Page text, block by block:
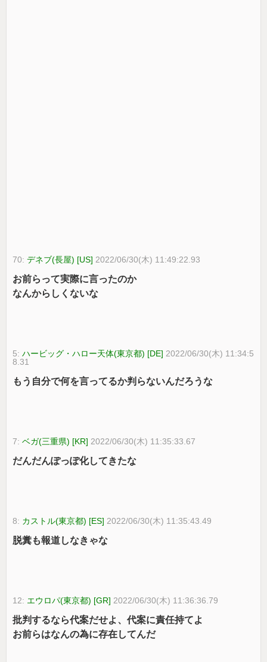
70:デネブ(長屋) [US] 2022/06/30(木) 11:49:22.93
お前らって実際に言ったのか
なんからしくないな
5:ハービッグ・ハロー天体(東京都) [DE] 2022/06/30(木) 11:34:5
8.31
もう自分で何を言ってるか判らないんだろうな
7:ベガ(三重県) [KR] 2022/06/30(木) 11:35:33.67
だんだんぽっぽ化してきたな
8: カストル(東京都) [ES] 2022/06/30(木) 11:35:43.49
脱糞も報道しなきゃな
12: エウロパ(東京都) [GR] 2022/06/30(木) 11:36:36.79
批判するなら代案だせよ、代案に責任持てよ
お前らはなんの為に存在してんだ